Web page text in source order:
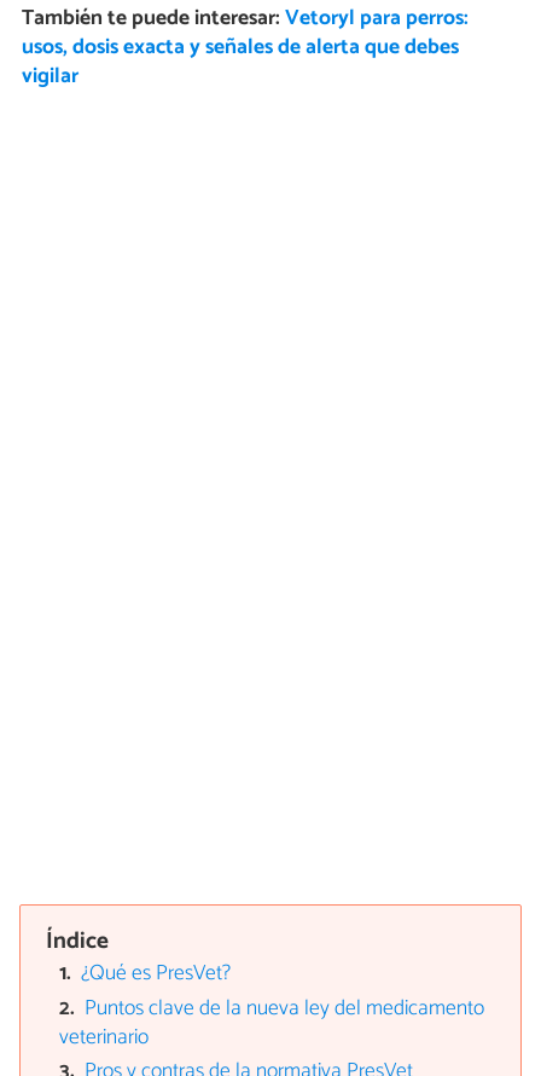
También te puede interesar:Vetoryl para perros:
usos, dosis exacta y señales de alerta que debes
vigilar
Índice
¿Qué es PresVet?
Puntos clave de la nueva ley del medicamento
veterinario